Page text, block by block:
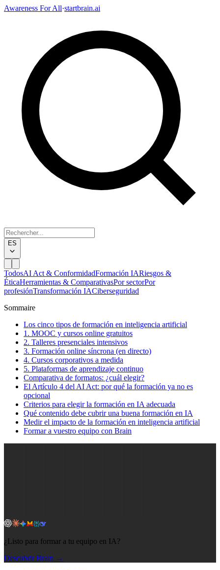
Awareness For All·startbrain.ai
ES
TodosAI Act & ConformidadFormación IARiesgos &
ÉticaHerramientas & ComparativasPor sectorPor
profesiónTransformación IACiberseguridad
Sommaire
Los cinco tipos de formación en inteligencia artificial
1. MOOC y cursos online gratuitos
2. Talleres presenciales intensivos
3. Formación online síncrona (en directo)
4. Cursos corporativos a medida
5. Plataformas de aprendizaje continuo
Comparativa de formatos: ¿cuál elegir?
El Artículo 4 del AI Act: por qué la formación ya no es
opcional
Criterios para elegir la formación en IA adecuada
Qué contenido debe cubrir una buena formación en IA
Medir el impacto de la formación en inteligencia artificial
Formar a vuestro equipo con Brain
¿Listo para formar a tu equipo en IA?
Descubrir Brain →